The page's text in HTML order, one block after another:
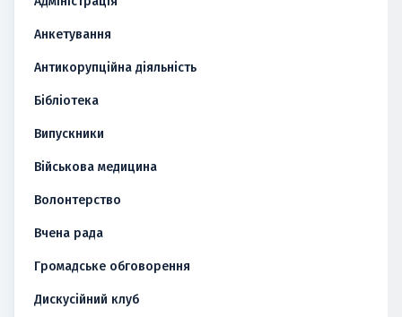
Анкетування
Антикорупційна діяльність
Бібліотека
Випускники
Військова медицина
Волонтерство
Вчена рада
Громадське обговорення
Дискусійний клуб